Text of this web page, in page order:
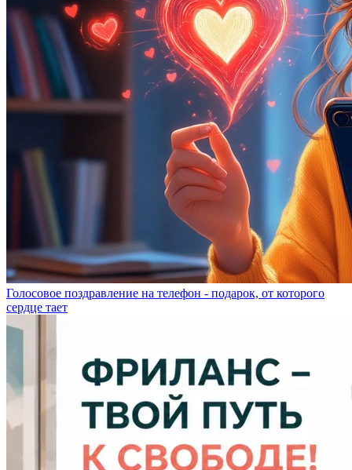
Голосовое поздравление на телефон - подарок, от которого
сердце тает